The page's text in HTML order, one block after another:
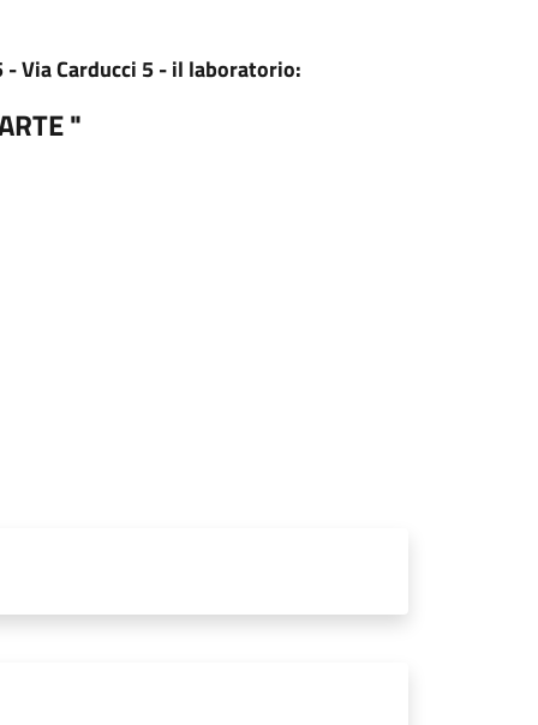
- Via Carducci 5 - il laboratorio:
"